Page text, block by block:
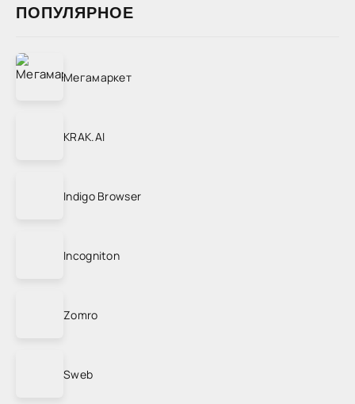
ПОПУЛЯРНОЕ
Мегамаркет
KRAK.AI
Indigo Browser
Incogniton
Zomro
Sweb